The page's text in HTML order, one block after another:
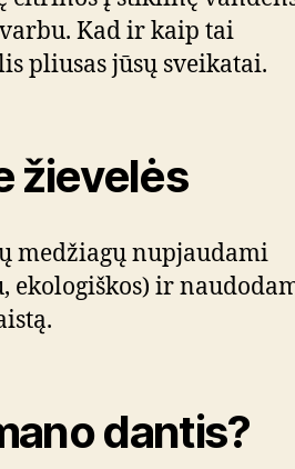
Kad ir kaip tai
pliusas jūsų sveikatai.
žievelės
medžiagų nupjaudami
ekologiškos) ir
dantis?